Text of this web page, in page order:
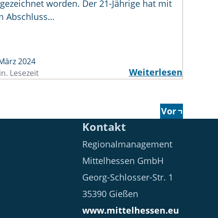
worden. Der 21-Jährige hat mit
Abschluss…
2024
Lesezeit
Weiterlesen
Vor
Kontakt
Regionalmanagement
Mittelhessen GmbH
Georg-Schlosser-Str. 1
35390 Gießen
www.mittelhessen.eu